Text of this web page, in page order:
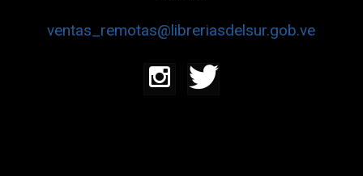
ventas_remotas@libreriasdelsur.gob.ve